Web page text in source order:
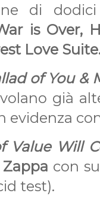
di
is Over,
Love
of You &
già
evidenza
Value Will
con
test).